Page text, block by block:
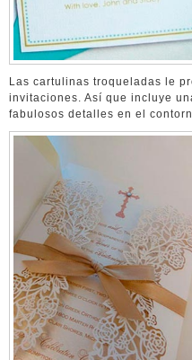
Las cartulinas troqueladas le
invitaciones. Así que incluye
fabulosos detalles en el